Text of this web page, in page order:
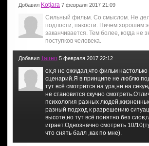
Добавил Kotjara 7 февраля 2017 21:09
Сильный фильм. Со смыслом. Не
подлости, пакости. Ничем хорошим
заканчивается. Тем более, когда не
поступков человека.
Добавил Tairen 5 февраля 2017 22:12
ох,я не ожидал,что фильм
сценарий.Я в принципе не люблю
тут всё смотрится на ура,ни на
не становится скучно
психология разных
разный подход к разрешению
высоте,но тут всё понятно без
играет.Однозначно смотреть 10/
что снять балл ,как по мне).